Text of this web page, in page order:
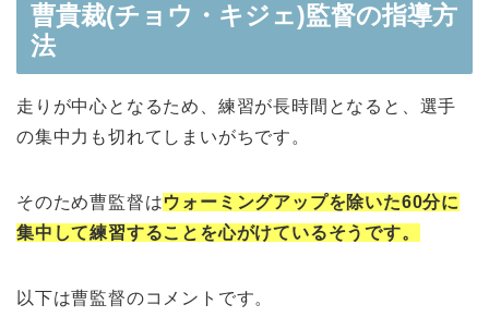
曹貴裁(チョウ・キジェ)監督の指導方
法
走りが中心となるため、練習が長時間となると、選手
の集中力も切れてしまいがちです。
そのため曹監督はウォーミングアップを除いた60分に
集中して練習することを心がけているそうです。
以下は曹監督のコメントです。